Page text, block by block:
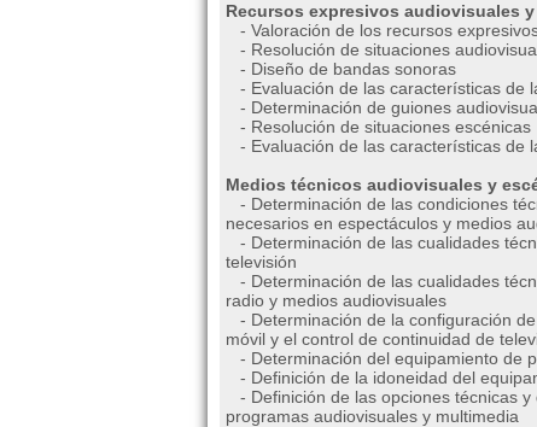
Recursos expresivos audiovisuales
- Valoración de los recursos
- Resolución de situaciones
- Diseño de bandas sonoras
- Evaluación de las características de
- Determinación de guiones
- Resolución de situaciones escénicas
- Evaluación de las características de
Medios técnicos audiovisuales y
- Determinación de las condiciones
necesarios en espectáculos y medios
- Determinación de las cualidades
televisión
- Determinación de las cualidades
radio y medios audiovisuales
- Determinación de la configuración
móvil y el control de continuidad de
- Determinación del equipamiento de
- Definición de la idoneidad del
- Definición de las opciones técnicas
programas audiovisuales y multimedia